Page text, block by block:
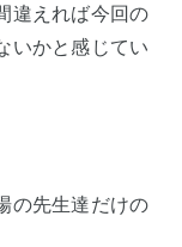
違えれば今回の
いかと感じてい
の先生達だけの